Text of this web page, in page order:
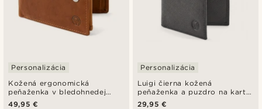
Kožená ergonomická
peňaženka v bledohnedej
farbe Cambodia
Personalizácia
49,95 €
Luigi čierna kožená
peňaženka a puzdro na karty
s RFID blokovaním
Personalizácia
29,95 €